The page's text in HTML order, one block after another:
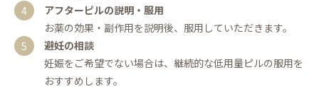
アフターピルの説明・服用
お薬の効果・副作用を説明後、服用していただきます。
避妊の相談
妊娠をご希望でない場合は、継続的な低用量ピルの服用を
おすすめします。